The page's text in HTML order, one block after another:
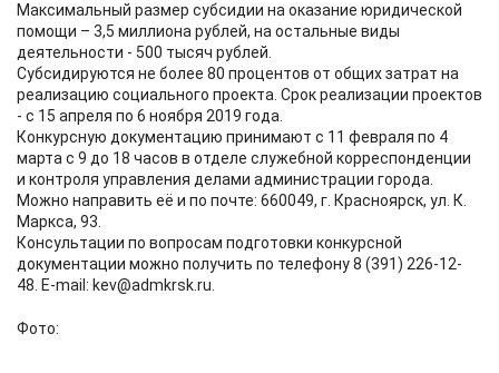
Максимальный размер субсидии на оказание юридической
помощи – 3,5 миллиона рублей, на остальные виды
деятельности - 500 тысяч рублей.
Субсидируются не более 80 процентов от общих затрат на
реализацию социального проекта. Срок реализации проектов
- с 15 апреля по 6 ноября 2019 года.
Конкурсную документацию принимают с 11 февраля по 4
марта с 9 до 18 часов в отделе служебной корреспонденции
и контроля управления делами администрации города.
Можно направить её и по почте: 660049, г. Красноярск, ул. К.
Маркса, 93.
Консультации по вопросам подготовки конкурсной
документации можно получить по телефону 8 (391) 226-12-
48. E-mail: kev@admkrsk.ru.
Фото: